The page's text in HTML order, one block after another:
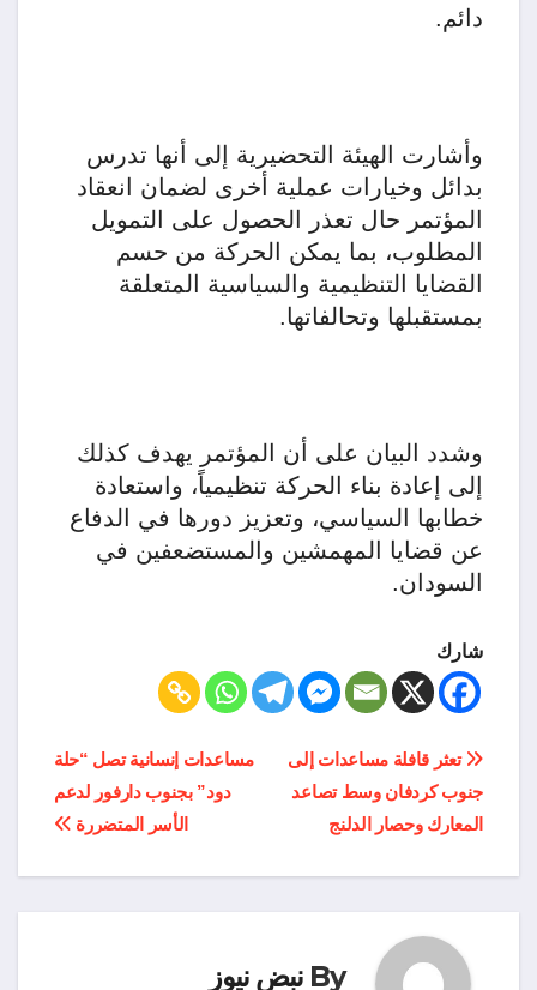
دائم.
وأشارت الهيئة التحضيرية إلى أنها تدرس
بدائل وخيارات عملية أخرى لضمان انعقاد
المؤتمر حال تعذر الحصول على التمويل
المطلوب، بما يمكن الحركة من حسم
القضايا التنظيمية والسياسية المتعلقة
بمستقبلها وتحالفاتها.
وشدد البيان على أن المؤتمر يهدف كذلك
إلى إعادة بناء الحركة تنظيمياً، واستعادة
خطابها السياسي، وتعزيز دورها في الدفاع
عن قضايا المهمشين والمستضعفين في
السودان.
شارك
تصفّح
المقالات
مساعدات إنسانية تصل “حلة
دود” بجنوب دارفور لدعم
الأسر المتضررة
تعثر قافلة مساعدات إلى
جنوب كردفان وسط تصاعد
المعارك وحصار الدلنج
By نبض نيوز